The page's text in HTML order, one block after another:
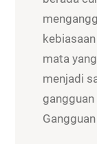
mata
menjadi